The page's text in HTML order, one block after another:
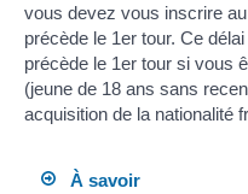
vous devez vous inscrire
précède le 1er tour. Ce
précède le 1er tour si vous
(jeune de 18 ans sans
acquisition de la nationalité
À savoir